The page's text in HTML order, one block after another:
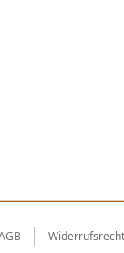
Widerrufsrecht